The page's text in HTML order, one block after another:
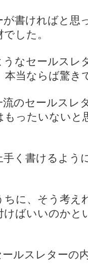
が書ければと思
した。
なセールスレ
当ならば驚き
流のセールスレ
ったいないと
く書けるよう
ちに、そう考え
けばいいのかと
ルスレターの